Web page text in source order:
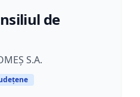
de
S.A.